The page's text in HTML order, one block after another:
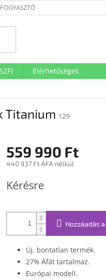
FOGYASZTÓVÉDELMI TÁJÉKOZTATÓ
Elérhetőségek
Titanium 129
559 990 Ft
440 937 Ft ÁFA nélkül
Kérésre
Hozzáadás
Új, bontatlan termék.
27% Áfát tartalmaz.
Európai modell.